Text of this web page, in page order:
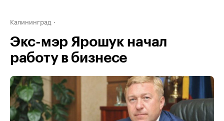
Калининград
Экс-мэр Ярошук начал
работу в бизнесе